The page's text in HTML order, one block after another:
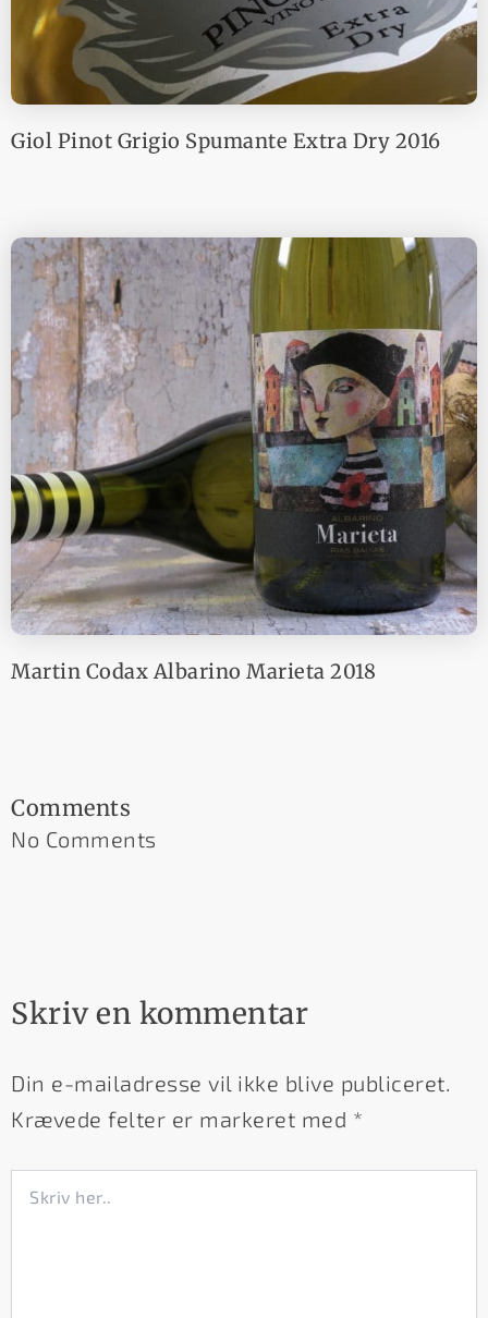
Giol Pinot Grigio Spumante Extra Dry 2016
Martin Codax Albarino Marieta 2018
Comments
No Comments
Skriv en kommentar
Din e-mailadresse vil ikke blive publiceret.
Krævede felter er markeret med *
her..